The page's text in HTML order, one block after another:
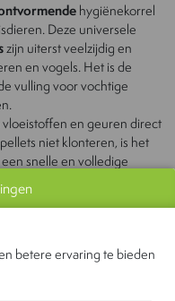
hygiënekorrel
Deze universele
zijn uiterst veelzijdig en
en vogels. Het is de
vulling voor vochtige
en geuren direct
niet klonteren, is het
snelle en volledige
betere ervaring te bieden